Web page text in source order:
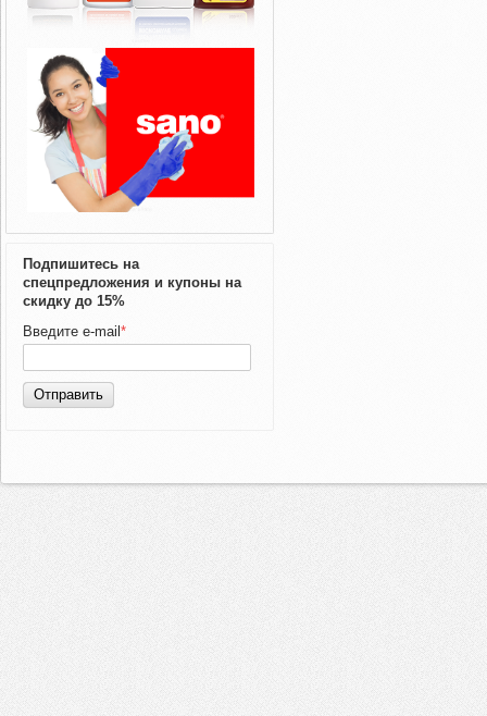
Подпишитесь на
спецпредложения и купоны на
скидку до 15%
Введите e-mail *
Отправить